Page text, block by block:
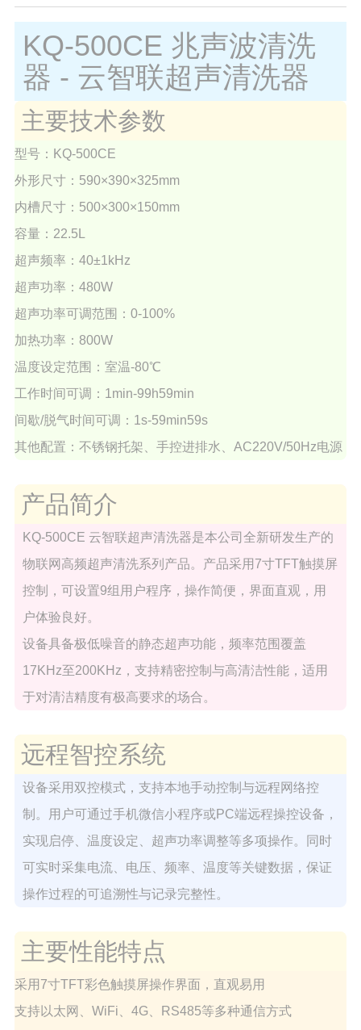
KQ-500CE 兆声波清洗
器 - 云智联超声清洗器
主要技术参数
型号：KQ-500CE
外形尺寸：590×390×325mm
内槽尺寸：500×300×150mm
容量：22.5L
超声频率：40±1kHz
超声功率：480W
超声功率可调范围：0-100%
加热功率：800W
温度设定范围：室温-80℃
工作时间可调：1min-99h59min
间歇/脱气时间可调：1s-59min59s
其他配置：不锈钢托架、手控进排水、AC220V/50Hz电源
产品简介
KQ-500CE 云智联超声清洗器是本公司全新研发生产的
物联网高频超声清洗系列产品。产品采用7寸TFT触摸屏
控制，可设置9组用户程序，操作简便，界面直观，用
户体验良好。
设备具备极低噪音的静态超声功能，频率范围覆盖
17KHz至200KHz，支持精密控制与高清洁性能，适用
于对清洁精度有极高要求的场合。
远程智控系统
设备采用双控模式，支持本地手动控制与远程网络控
制。用户可通过手机微信小程序或PC端远程操控设备，
实现启停、温度设定、超声功率调整等多项操作。同时
可实时采集电流、电压、频率、温度等关键数据，保证
操作过程的可追溯性与记录完整性。
主要性能特点
采用7寸TFT彩色触摸屏操作界面，直观易用
支持以太网、WiFi、4G、RS485等多种通信方式